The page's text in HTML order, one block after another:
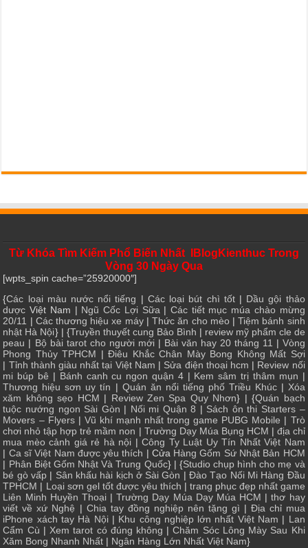
Từ Khóa Tìm Kiếm Phổ Biến Nhất IBlogKienthuc Trong
Vòng 30 Ngày Qua
[wpts_spin cache=”25920000″]
{Các loại màu nước nổi tiếng | Các loại bút chì tốt| Dầu gội thảo
dược Việt Nam | Ngũ Cốc Lợi Sữa| Các tiết mục múa chào mừng
20/11 | Các thương hiệu xe máy|Thức ăn cho mèo|Tiệm bánh sinh
nhật Hà Nội} | {Truyền thuyết cung Bảo Bình | review mỹ phẩm cle de
peau | Bộ bài tarot cho người mới| Bài văn hay 20 tháng 11 | Vòng
Phong Thủy TPHCM |Điêu Khắc Chân Mày Bong Không Mất Sợi
| Tỉnh thành giàu nhất tại Việt Nam | Sửa điện thoại hcm | Review nối
mi búp bê | Bánh canh cu ngon quận 4| Kem sâm trị thâm mụn |
Thương hiệu sơn uy tín | Quán ăn nổi tiếng phố Triều Khúc| Xóa
xăm không sẹo HCM | Review Zen Spa Quy Nhơn} | {Quán bạch
tuộc nướng ngon Sài Gòn | Nối mi Quận 8 | Sách ôn thi Starters –
Movers – Flyers| Vũ khí mạnh nhất trong game PUBG Mobile | Trò
chơi nhỏ tập hợp trẻ mầm non | Trường Dạy Múa Bụng HCM | địa chỉ
mua mèo cảnh giá rẻ hà nội |Công Ty Luật Uy Tín Nhất Việt Nam
| Ca sĩ Việt Nam được yêu thích | Cửa Hàng Gốm Sứ Nhật Bản HCM
| Phân Biệt Gốm Nhật Và Trung Quốc} | {Studio chụp hình cho mẹ và
bé gò vấp | Sân khấu hài kịch ở Sài Gòn |Đào Tạo Nối Mi Hàng Đầu
TPHCM | Loại sơn gel tốt được yêu thích | trang phục đẹp nhất game
Liên Minh Huyền Thoại|Trường Dạy Múa Dạy Múa HCM |thơ hay
viết về xứ Nghệ | Chia tay đồng nghiệp nên tặng gì | Địa chỉ mua
iPhone xách tay Hà Nội| Khu công nghiệp lớn nhất Việt Nam | Lan
Cẩm Cù |Xem tarot có đúng không |Chăm Sóc Lông Mày Sau Khi
Xăm Bong Nhanh Nhất | Ngân Hàng Lớn Nhất Việt Nam}